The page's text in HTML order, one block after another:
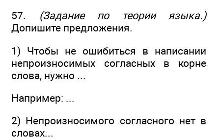
57. (Задание по теории языка.)
Допишите предложения.
1) Чтобы не ошибиться в написании
непроизносимых согласных в корне
слова, нужно ...
Например: ...
2) Непроизносимого согласного нет в
словах...